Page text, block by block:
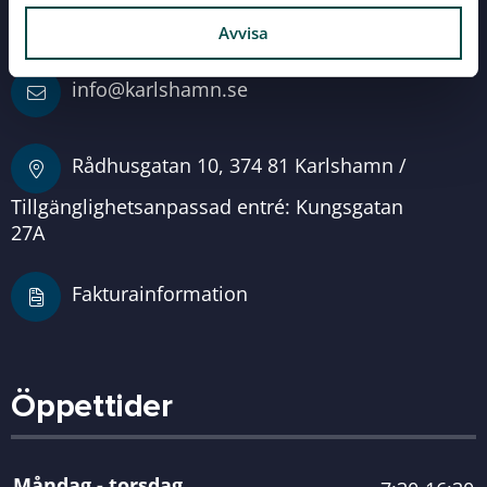
Avvisa
0454-810 00
info@karlshamn.se
Rådhusgatan 10, 374 81 Karlshamn /
Tillgänglighetsanpassad entré: Kungsgatan
27A
Fakturainformation
Öppettider